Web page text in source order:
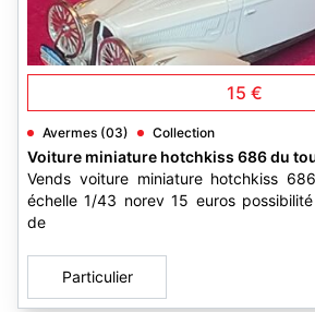
15 €
Avermes (03) Collection
Voiture miniature hotchkiss 686 du
Vends voiture miniature hotchkiss
échelle 1/43 norev 15 euros
de
Particulier